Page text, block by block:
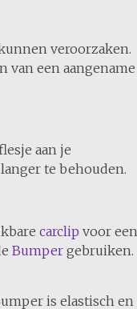
veroorzaken.
van een aangename
aan je
te behouden.
carclip voor een
Bumper gebruiken.
is elastisch en